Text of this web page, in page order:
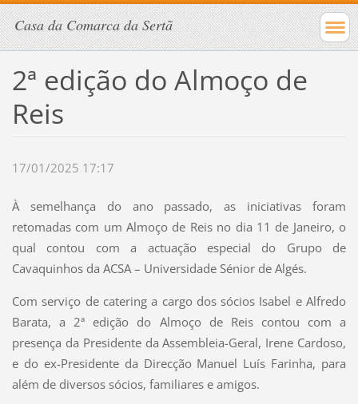
Casa da Comarca da Sertã
2ª edição do Almoço de
Reis
17/01/2025 17:17
À semelhança do ano passado, as iniciativas foram
retomadas com um Almoço de Reis no dia 11 de Janeiro, o
qual contou com a actuação especial do Grupo de
Cavaquinhos da ACSA – Universidade Sénior de Algés.
Com serviço de catering a cargo dos sócios Isabel e Alfredo
Barata, a 2ª edição do Almoço de Reis contou com a
presença da Presidente da Assembleia-Geral, Irene Cardoso,
e do ex-Presidente da Direcção Manuel Luís Farinha, para
além de diversos sócios, familiares e amigos.